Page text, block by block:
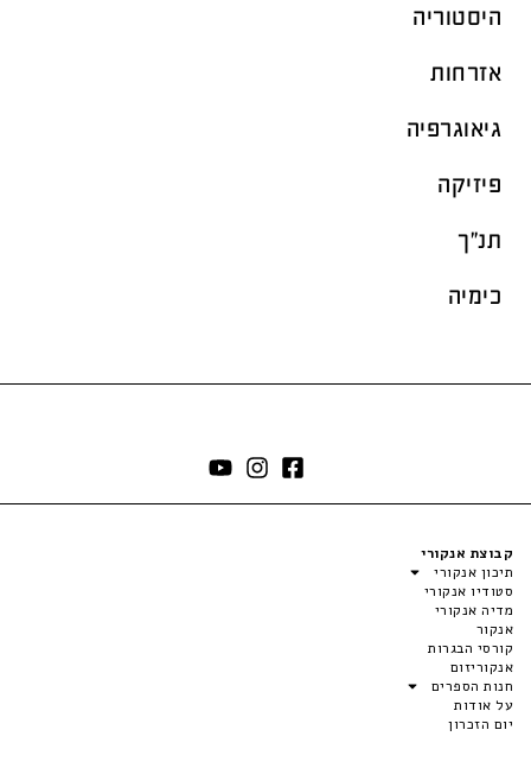
היסטוריה
אזרחות
גיאוגרפיה
פיזיקה
תנ"ך
כימיה
קבוצת אנקורי
תיכון אנקורי
סטודיו אנקורי
מדיה אנקורי
אנקור
קורסי הבגרות
אנקוריזום
חנות הספרים
על אודות
יום הזכרון